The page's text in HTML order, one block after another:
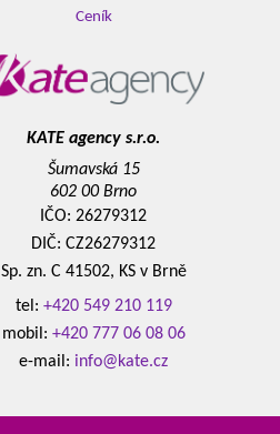
Ceník
KATE agency s.r.o.
Šumavská 15
602 00 Brno
IČO: 26279312
DIČ: CZ26279312
Sp. zn. C 41502, KS v Brně
tel: +420 549 210 119
mobil: +420 777 06 08 06
e-mail: info@kate.cz